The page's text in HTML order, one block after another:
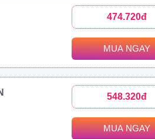
474.720đ
MUA NGAY
548.320đ
MUA NGAY